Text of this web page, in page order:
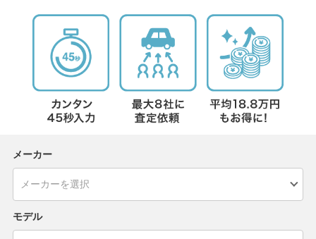
メーカー
モデル